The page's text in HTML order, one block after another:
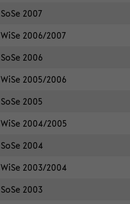
SoSe 2007
WiSe 2006/2007
SoSe 2006
WiSe 2005/2006
SoSe 2005
WiSe 2004/2005
SoSe 2004
WiSe 2003/2004
SoSe 2003